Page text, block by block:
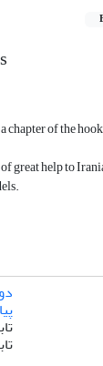
chapter of the
great help to